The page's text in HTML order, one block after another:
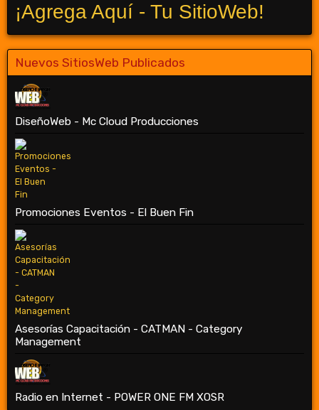
¡Agrega Aquí - Tu SitioWeb!
Nuevos SitiosWeb Publicados
DiseñoWeb - Mc Cloud Producciones
Promociones Eventos - El Buen Fin
Asesorías Capacitación - CATMAN - Category
Management
Radio en Internet - POWER ONE FM XOSR